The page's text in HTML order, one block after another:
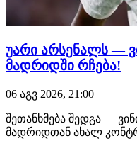
უარი არსენალს —
მადრიდში რჩება!
06 აგვ 2026, 21:00
შეთანხმება შედგა —
მადრიდთან ახალ